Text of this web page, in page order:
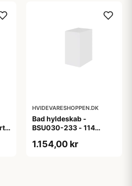
HVIDEVARESHOPPEN.DK
Bad hyldeskab -
BSU030-233 - 114
m/eg ABS-kant
1.154,00 kr